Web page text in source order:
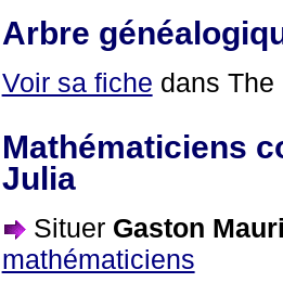
Arbre
Voir sa fiche dans
Mathématiciens
Julia
Situer Gaston
mathématiciens